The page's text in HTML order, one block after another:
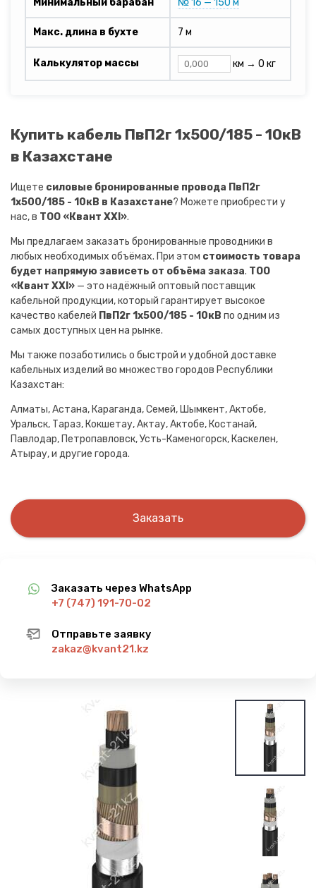
Минимальный барабан № 16 — 150 м
Макс. длина в бухте 7 м
Калькулятор массы км → 0 кг
Купить кабель ПвП2г 1х500/185 - 10кВ
в Казахстане
Ищете силовые бронированные провода ПвП2г
1х500/185 - 10кВ в Казахстане? Можете приобрести у
нас, в ТОО «Квант XXI».
Мы предлагаем заказать бронированные проводники в
любых необходимых объёмах. При этом стоимость товара
будет напрямую зависеть от объёма заказа. ТОО
«Квант XXI» — это надёжный оптовый поставщик
кабельной продукции, который гарантирует высокое
качество кабелей ПвП2г 1х500/185 - 10кВ по одним из
самых доступных цен на рынке.
Мы также позаботились о быстрой и удобной доставке
кабельных изделий во множество городов Республики
Казахстан:
Алматы, Астана, Караганда, Семей, Шымкент, Актобе,
Уральск, Тараз, Кокшетау, Актау, Актобе, Костанай,
Павлодар, Петропавловск, Усть-Каменогорск, Каскелен,
Атырау, и другие города.
Заказать
Заказать через WhatsApp
+7 (747) 191-70-02
Отправьте заявку
zakaz@kvant21.kz